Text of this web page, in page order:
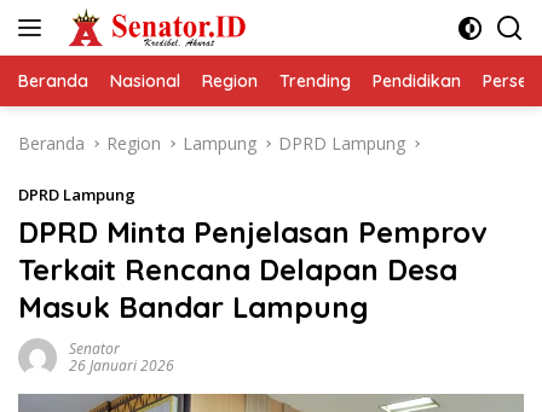
Beranda Nasional Region Trending Pendidikan
Beranda Region Lampung DPRD Lampung
DPRD Lampung
DPRD Minta Penjelasan Pemprov
Terkait Rencana Delapan Desa
Masuk Bandar Lampung
Senator
26 Januari 2026